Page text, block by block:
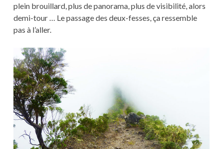
plein brouillard, plus de panorama, plus de visibilité, alors
demi-tour … Le passage des deux-fesses, ça ressemble
pas à l’aller.